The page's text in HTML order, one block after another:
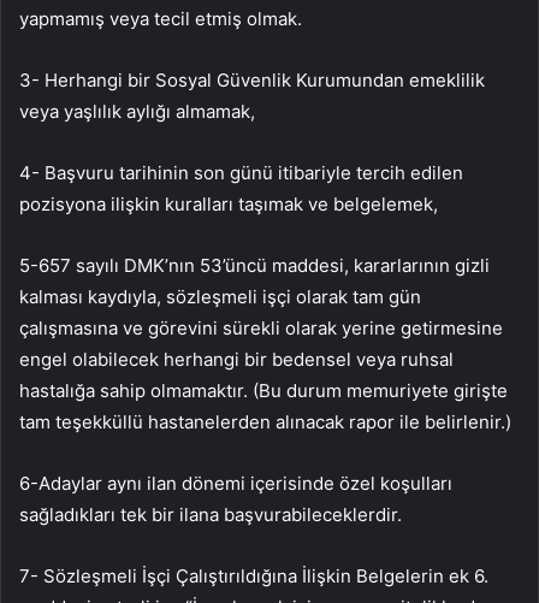
yapmamış veya tecil etmiş olmak.
3- Herhangi bir Sosyal Güvenlik Kurumundan emeklilik
veya yaşlılık aylığı almamak,
4- Başvuru tarihinin son günü itibariyle tercih edilen
pozisyona ilişkin kuralları taşımak ve belgelemek,
5-657 sayılı DMK’nın 53’üncü maddesi, kararlarının gizli
kalması kaydıyla, sözleşmeli işçi olarak tam gün
çalışmasına ve görevini sürekli olarak yerine getirmesine
engel olabilecek herhangi bir bedensel veya ruhsal
hastalığa sahip olmamaktır. (Bu durum memuriyete girişte
tam teşekküllü hastanelerden alınacak rapor ile belirlenir.)
6-Adaylar aynı ilan dönemi içerisinde özel koşulları
sağladıkları tek bir ilana başvurabileceklerdir.
7- Sözleşmeli İşçi Çalıştırıldığına İlişkin Belgelerin ek 6.